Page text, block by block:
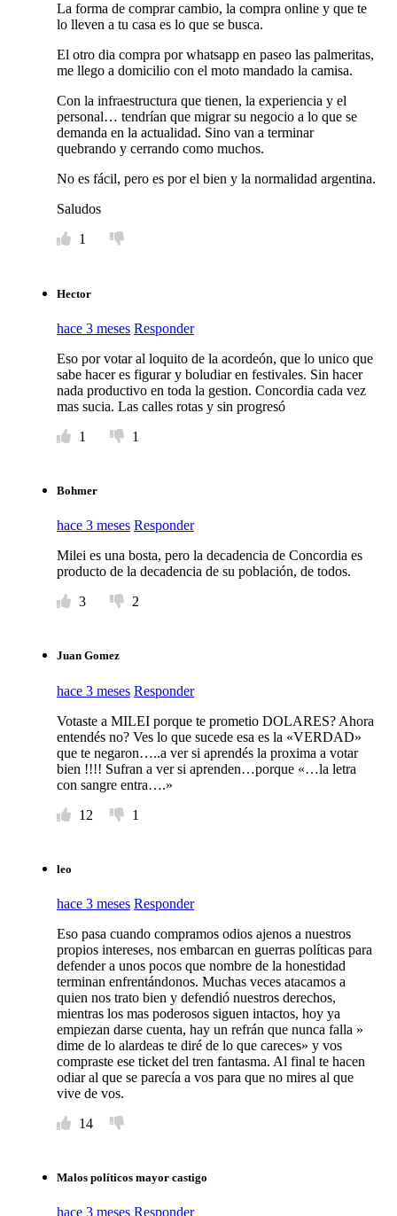
La forma de comprar cambio, la compra online y que te
lo lleven a tu casa es lo que se busca.
El otro dia compra por whatsapp en paseo las palmeritas,
me llego a domicilio con el moto mandado la camisa.
Con la infraestructura que tienen, la experiencia y el
personal… tendrían que migrar su negocio a lo que se
demanda en la actualidad. Sino van a terminar
quebrando y cerrando como muchos.
No es fácil, pero es por el bien y la normalidad argentina.
Saludos
1
Hector
hace 3 meses Responder
Eso por votar al loquito de la acordeón, que lo unico que
sabe hacer es figurar y boludiar en festivales. Sin hacer
nada productivo en toda la gestion. Concordia cada vez
mas sucia. Las calles rotas y sin progresó
1
1
Bohmer
hace 3 meses Responder
Milei es una bosta, pero la decadencia de Concordia es
producto de la decadencia de su población, de todos.
3
2
Juan Gomez
hace 3 meses Responder
Votaste a MILEI porque te prometio DOLARES? Ahora
entendés no? Ves lo que sucede esa es la «VERDAD»
que te negaron…..a ver si aprendés la proxima a votar
bien !!!! Sufran a ver si aprenden…porque «…la letra
con sangre entra….»
12
1
leo
hace 3 meses Responder
Eso pasa cuando compramos odios ajenos a nuestros
propios intereses, nos embarcan en guerras políticas para
defender a unos pocos que nombre de la honestidad
terminan enfrentándonos. Muchas veces atacamos a
quien nos trato bien y defendió nuestros derechos,
mientras los mas poderosos siguen intactos, hoy ya
empiezan darse cuenta, hay un refrán que nunca falla »
dime de lo alardeas te diré de lo que careces» y vos
compraste ese ticket del tren fantasma. Al final te hacen
odiar al que se parecía a vos para que no mires al que
vive de vos.
14
Malos políticos mayor castigo
hace 3 meses Responder